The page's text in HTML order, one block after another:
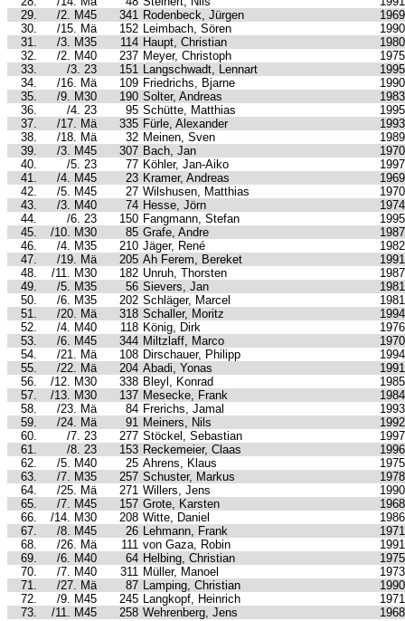
29.
/2. M45 341 Rodenbeck, Jürgen
1969
30.
/15. Mä 152 Leimbach, Sören
1990
31.
/3. M35 114 Haupt, Christian
1980
32.
/2. M40 237 Meyer, Christoph
1975
33.
/3. 23 151 Langschwadt, Lennart
1995
34.
/16. Mä 109 Friedrichs, Bjarne
1990
35.
/9. M30 190 Solter, Andreas
1983
36.
/4. 23 95 Schütte, Matthias
1995
37.
/17. Mä 335 Fürle, Alexander
1993
38.
/18. Mä 32 Meinen, Sven
1989
39.
/3. M45 307 Bach, Jan
1970
40.
/5. 23 77 Köhler, Jan-Aiko
1997
41.
/4. M45 23 Kramer, Andreas
1969
42.
/5. M45 27 Wilshusen, Matthias
1970
43.
/3. M40 74 Hesse, Jörn
1974
44.
/6. 23 150 Fangmann, Stefan
1995
45.
/10. M30 85 Grafe, Andre
1987
46.
/4. M35 210 Jäger, René
1982
47.
/19. Mä 205 Ah Ferem, Bereket
1991
48.
/11. M30 182 Unruh, Thorsten
1987
49.
/5. M35 56 Sievers, Jan
1981
50.
/6. M35 202 Schläger, Marcel
1981
51.
/20. Mä 318 Schaller, Moritz
1994
52.
/4. M40 118 König, Dirk
1976
53.
/6. M45 344 Miltzlaff, Marco
1970
54.
/21. Mä 108 Dirschauer, Philipp
1994
55.
/22. Mä 204 Abadi, Yonas
1991
56.
/12. M30 338 Bleyl, Konrad
1985
57.
/13. M30 137 Mesecke, Frank
1984
58.
/23. Mä 84 Frerichs, Jamal
1993
59.
/24. Mä 91 Meiners, Nils
1992
60.
/7. 23 277 Stöckel, Sebastian
1997
61.
/8. 23 153 Reckemeier, Claas
1996
62.
/5. M40 25 Ahrens, Klaus
1975
63.
/7. M35 257 Schuster, Markus
1978
64.
/25. Mä 271 Willers, Jens
1990
65.
/7. M45 157 Grote, Karsten
1968
66.
/14. M30 208 Witte, Daniel
1986
67.
/8. M45 26 Lehmann, Frank
1971
68.
/26. Mä 111 von Gaza, Robin
1991
69.
/6. M40 64 Helbing, Christian
1975
70.
/7. M40 311 Müller, Manoel
1973
71.
/27. Mä 87 Lamping, Christian
1990
72.
/9. M45 245 Langkopf, Heinrich
1971
73.
/11. M45 258 Wehrenberg, Jens
1968